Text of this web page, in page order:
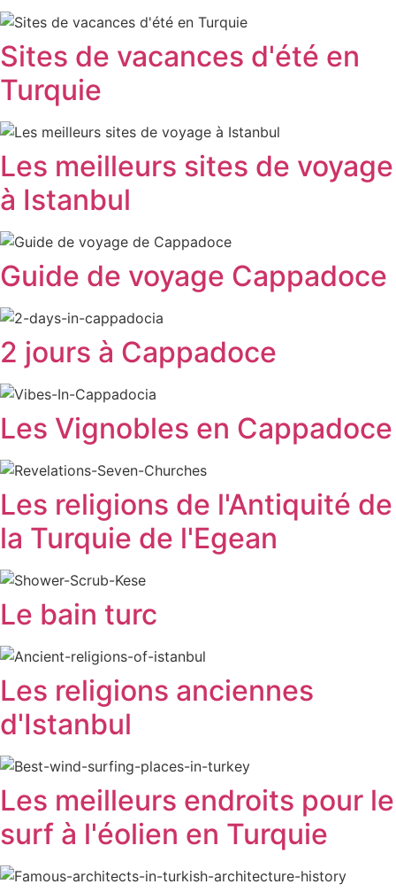
Sites de vacances d'été en
Turquie
Les meilleurs sites de voyage
à Istanbul
Guide de voyage Cappadoce
2 jours à Cappadoce
Les Vignobles en Cappadoce
Les religions de l'Antiquité de
la Turquie de l'Egean
Le bain turc
Les religions anciennes
d'Istanbul
Les meilleurs endroits pour le
surf à l'éolien en Turquie